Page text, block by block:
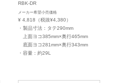
RBK-DR
メーカー希望小売価格
¥ 4,818（税抜¥4,380）
・製品寸法：タテ290mm
上面ヨコ385mm×奥行465mm
底面ヨコ281mm×奥行343mm
・容量：約29L